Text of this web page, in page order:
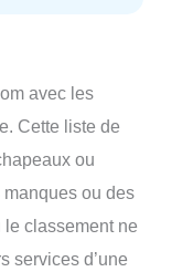
avec les
Cette liste de
ou
ou des
le classement ne
services d’une